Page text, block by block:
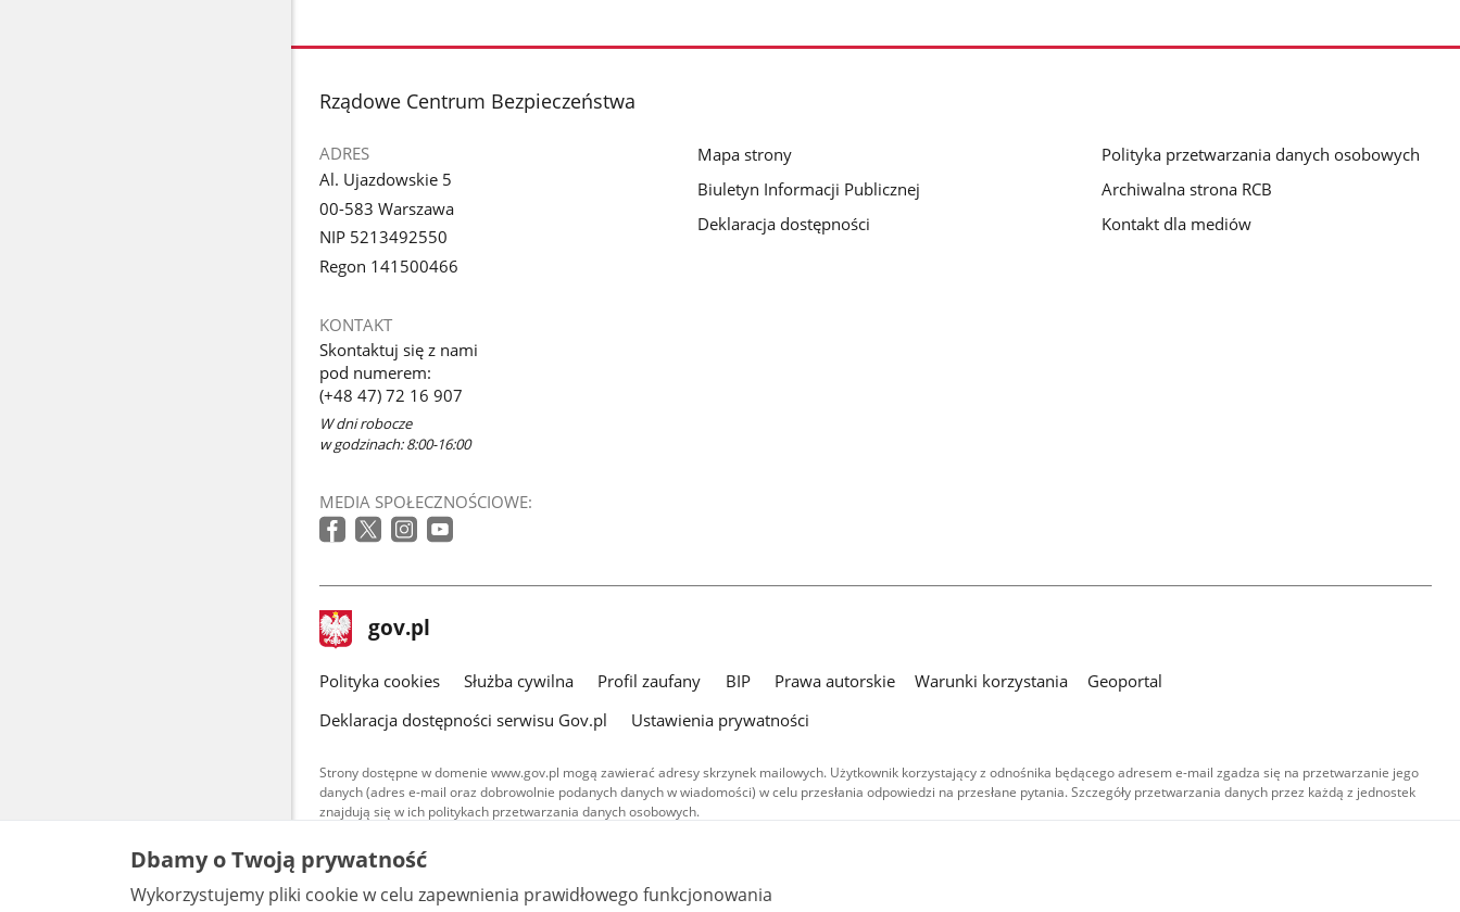
stopka
Rządowe Centrum Bezpieczeństwa
ADRES
Al. Ujazdowskie 5
00-583 Warszawa
NIP 5213492550
Regon 141500466
KONTAKT
Skontaktuj się z nami
pod numerem:
(+48 47) 72 16 907
W dni robocze
w godzinach: 8:00-16:00
MEDIA SPOŁECZNOŚCIOWE:
Mapa strony
Biuletyn Informacji Publicznej
Deklaracja dostępności
Polityka przetwarzania danych osobowych
Archiwalna strona RCB
Kontakt dla mediów
stopka
gov.pl Strona
gov.pl
gov.pl
Polityka cookies Służba cywilna Profil zaufany BIP Prawa autorskie Warunki korzystania
Geoportal
Deklaracja dostępności serwisu Gov.pl
Ustawienia prywatności
Strony dostępne w domenie www.gov.pl mogą zawierać adresy skrzynek mailowych. Użytkownik korzystający z odnośnika będącego adresem e-mail zgadza się na przetwarzanie jego
danych (adres e-mail oraz dobrowolnie podanych danych w wiadomości) w celu przesłania odpowiedzi na przesłane pytania. Szczegóły przetwarzania danych przez każdą z jednostek
znajdują się w ich politykach przetwarzania danych osobowych.
Treści tekstowe publikowane w serwisie (z wyłączeniem treści audiowizualnych), są
udostępniane na licencji typu Creative Commons: uznanie autorstwa - na tych samych
warunkach 4.0 (CC BY-SA 4.0). Materiały audiowizualne, w tym zdjęcia, materiały audio i wideo,
są udostępniane na licencji typu Creative Commons: uznanie autorstwa użycie niekomercyjne -
Dbamy o Twoją prywatność
Wykorzystujemy pliki cookie w celu zapewnienia prawidłowego funkcjonowania